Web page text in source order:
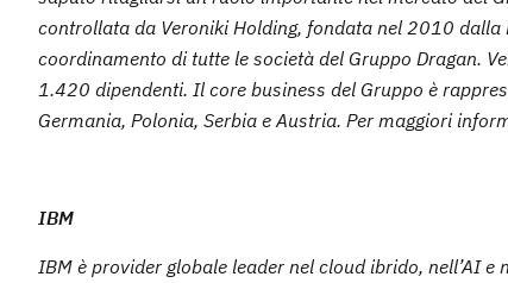
controllata da Veroniki Holding, fondata nel 2010
coordinamento di tutte le società del Gruppo Dragan.
1.420 dipendenti. Il core business del Gruppo è
Germania, Polonia, Serbia e Austria. Per maggiori
IBM
IBM è provider globale leader nel cloud ibrido, nell’AI